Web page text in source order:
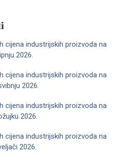
cijena industrijskih proizvoda na
2026.
cijena industrijskih proizvoda na
2026.
cijena industrijskih proizvoda na
2026.
cijena industrijskih proizvoda na
2026.